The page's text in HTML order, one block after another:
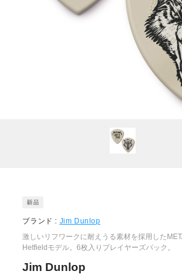
ブランド : Jim Dunlop
激しいリフワークに耐えうる素材を採用した
Hetfieldモデル。6枚入りプレイヤーズパック。
Jim Dunlop